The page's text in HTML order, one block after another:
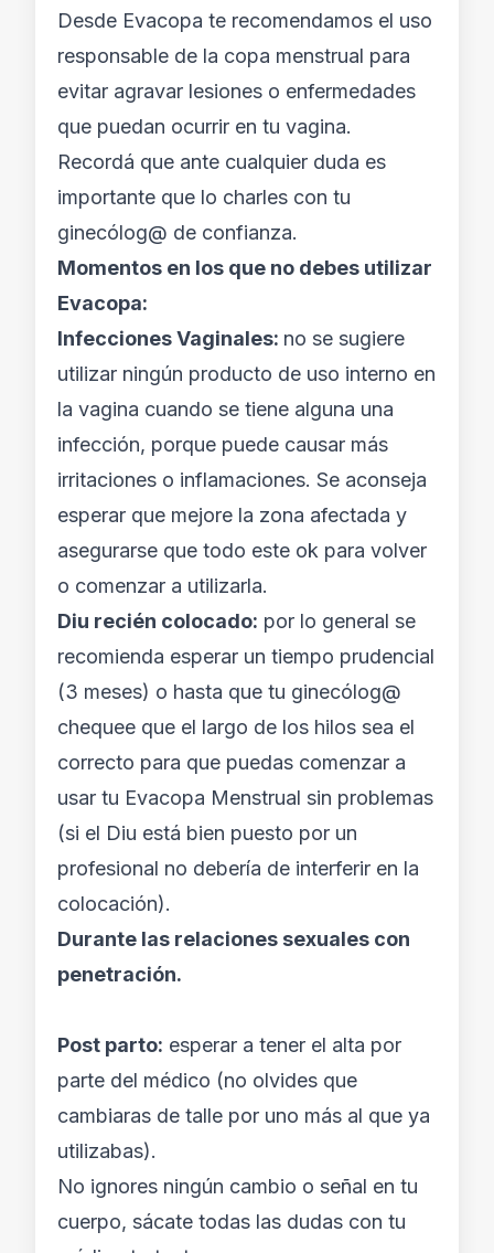
Desde Evacopa te recomendamos el uso
responsable de la copa menstrual para
evitar agravar lesiones o enfermedades
que puedan ocurrir en tu vagina.
Recordá que ante cualquier duda es
importante que lo charles con tu
ginecólog@ de confianza.
Momentos en los que no debes utilizar
Evacopa:
Infecciones Vaginales: no se sugiere
utilizar ningún producto de uso interno en
la vagina cuando se tiene alguna una
infección, porque puede causar más
irritaciones o inflamaciones. Se aconseja
esperar que mejore la zona afectada y
asegurarse que todo este ok para volver
o comenzar a utilizarla.
Diu recién colocado: por lo general se
recomienda esperar un tiempo prudencial
(3 meses) o hasta que tu ginecólog@
chequee que el largo de los hilos sea el
correcto para que puedas comenzar a
usar tu Evacopa Menstrual sin problemas
(si el Diu está bien puesto por un
profesional no debería de interferir en la
colocación).
Durante las relaciones sexuales con
penetración.
Post parto: esperar a tener el alta por
parte del médico (no olvides que
cambiaras de talle por uno más al que ya
utilizabas).
No ignores ningún cambio o señal en tu
cuerpo, sácate todas las dudas con tu